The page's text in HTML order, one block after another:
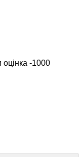
оцінка -1000